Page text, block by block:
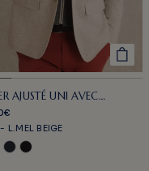
AJUSTÉ UNI AVEC
LAINE - L.MEL BEIGE